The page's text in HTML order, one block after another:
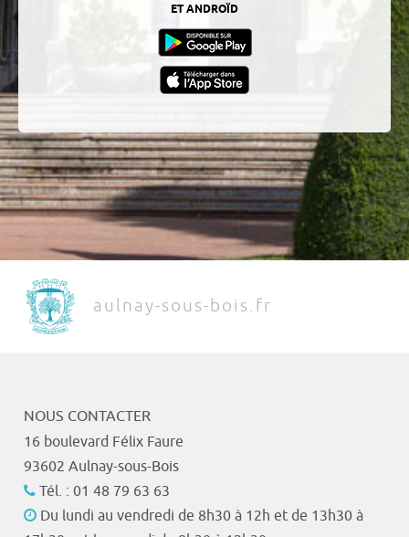
ET ANDROÏD
aulnay-sous-bois.fr
NOUS CONTACTER
16 boulevard Félix Faure
93602 Aulnay-sous-Bois
Tél. : 01 48 79 63 63
Du lundi au vendredi de 8h30 à 12h et de 13h30 à